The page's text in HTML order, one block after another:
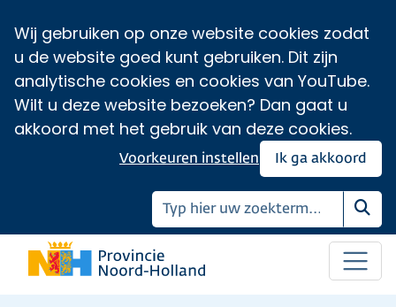
Wij gebruiken op onze website cookies zodat
u de website goed kunt gebruiken. Dit zijn
analytische cookies en cookies van YouTube.
Wilt u deze website bezoeken? Dan gaat u
akkoord met het gebruik van deze cookies.
Ik ga akkoord
Voorkeuren instellen